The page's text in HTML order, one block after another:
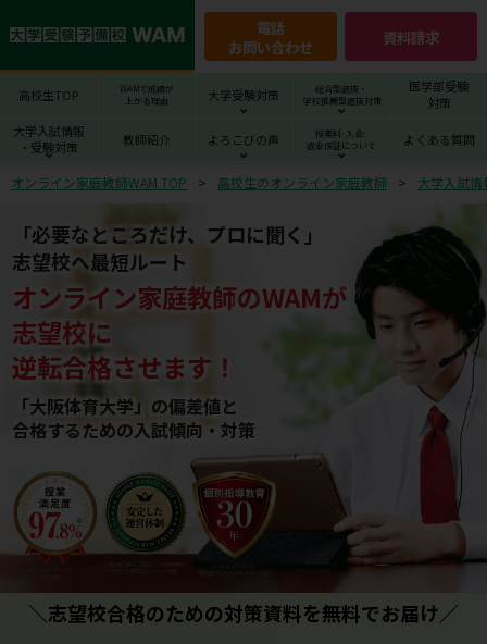
電話
お問い合わせ
資料請求
高校生TOP
WAMで成績が
上がる理由
大学受験対策
総合型選抜・
学校推薦型選抜対策
医学部受験
対策
大学入試情報
・受験対策
教師紹介 よろこびの声
授業料･入会･
返金保証について
よくある質問
オンライン家庭教師WAM TOP 高校生のオンライン家庭教師 大学入試
「必要なところだけ、プロに聞く」
志望校へ最短ルート
オンライン家庭教師のWAMが
志望校に
逆転合格させます！
「大阪体育大学」の偏差値と
合格するための⼊試傾向・対策
＼志望校合格のための対策資料を無料でお届け／